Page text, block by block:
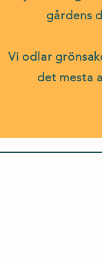
gårdens
Vi odlar
det mesta